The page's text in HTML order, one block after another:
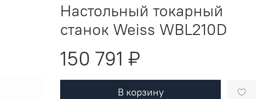
Настольный токарный
станок Weiss WBL210D
150 791 ₽
В корзину